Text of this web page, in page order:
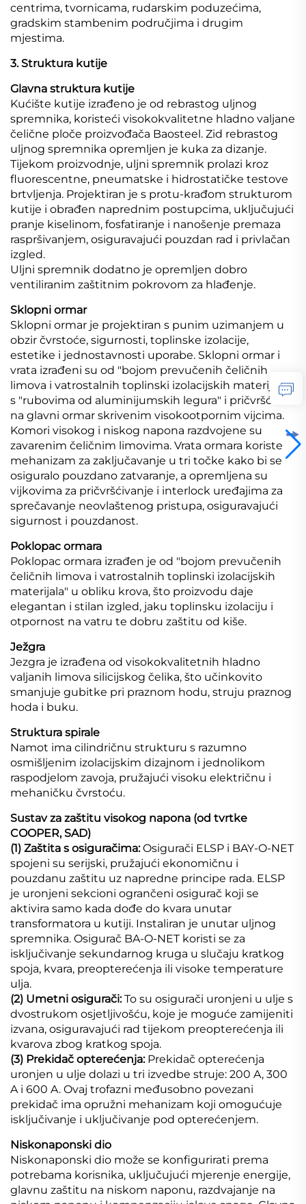
centrima, tvornicama, rudarskim poduzećima,
gradskim stambenim područjima i drugim
mjestima.
3. Struktura kutije
Glavna struktura kutije
Kućište kutije izrađeno je od rebrastog uljnog
spremnika, koristeći visokokvalitetne hladno valjane
čelične ploče proizvođača Baosteel. Zid rebrastog
uljnog spremnika opremljen je kuka za dizanje.
Tijekom proizvodnje, uljni spremnik prolazi kroz
fluorescentne, pneumatske i hidrostatičke testove
brtvljenja. Projektiran je s protu-krađom strukturom
kutije i obrađen naprednim postupcima, uključujući
pranje kiselinom, fosfatiranje i nanošenje premaza
raspršivanjem, osiguravajući pouzdan rad i privlačan
izgled.
Uljni spremnik dodatno je opremljen dobro
ventiliranim zaštitnim pokrovom za hlađenje.
Sklopni ormar
Sklopni ormar je projektiran s punim uzimanjem u
obzir čvrstoće, sigurnosti, toplinske izolacije,
estetike i jednostavnosti uporabe. Sklopni ormar i
vrata izrađeni su od "bojom prevučenih čeličnih
limova i vatrostalnih toplinski izolacijskih materijala"
s "rubovima od aluminijumskih legura" i pričvršćeni
na glavni ormar skrivenim visokootpornim vijcima.
Komori visokog i niskog napona razdvojene su
zavarenim čeličnim limovima. Vrata ormara koriste
mehanizam za zaključavanje u tri točke kako bi se
osiguralo pouzdano zatvaranje, a opremljena su
vijkovima za pričvršćivanje i interlock uređajima za
sprečavanje neovlaštenog pristupa, osiguravajući
sigurnost i pouzdanost.
Poklopac ormara
Poklopac ormara izrađen je od "bojom prevučenih
čeličnih limova i vatrostalnih toplinski izolacijskih
materijala" u obliku krova, što proizvodu daje
elegantan i stilan izgled, jaku toplinsku izolaciju i
otpornost na vatru te dobru zaštitu od kiše.
Ježgra
Jezgra je izrađena od visokokvalitetnih hladno
valjanih limova silicijskog čelika, što učinkovito
smanjuje gubitke pri praznom hodu, struju praznog
hoda i buku.
Struktura spirale
Namot ima cilindričnu strukturu s razumno
osmišljenim izolacijskim dizajnom i jednolikom
raspodjelom zavoja, pružajući visoku električnu i
mehaničku čvrstoću.
Sustav za zaštitu visokog napona (od tvrtke
COOPER, SAD)
(1) Zaštita s osiguračima:Osigurači ELSP i BAY-O-NET
spojeni su serijski, pružajući ekonomičnu i
pouzdanu zaštitu uz napredne principe rada. ELSP
je uronjeni sekcioni ogrančeni osigurač koji se
aktivira samo kada dođe do kvara unutar
transformatora u kutiji. Instaliran je unutar uljnog
spremnika. Osigurač BA-O-NET koristi se za
isključivanje sekundarnog kruga u slučaju kratkog
spoja, kvara, preopterećenja ili visoke temperature
ulja.
(2) Umetni osigurači:To su osigurači uronjeni u ulje s
dvostrukom osjetljivošću, koje je moguće zamijeniti
izvana, osiguravajući rad tijekom preopterećenja ili
kvarova zbog kratkog spoja.
(3) Prekidač opterećenja: Prekidač opterećenja
uronjen u ulje dolazi u tri izvedbe struje: 200 A, 300
A i 600 A. Ovaj trofazni međusobno povezani
prekidač ima opružni mehanizam koji omogućuje
isključivanje i uključivanje pod opterećenjem.
Niskonaponski dio
Niskonaponski dio može se konfigurirati prema
potrebama korisnika, uključujući mjerenje energije,
glavnu zaštitu na niskom naponu, razdvajanje na